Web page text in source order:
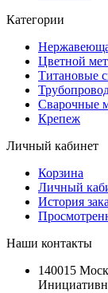
Категории
Цветной
Титановые
Сварочные
Крепеж
Личный кабинет
Корзина
Личный
История
Наши контакты
140015